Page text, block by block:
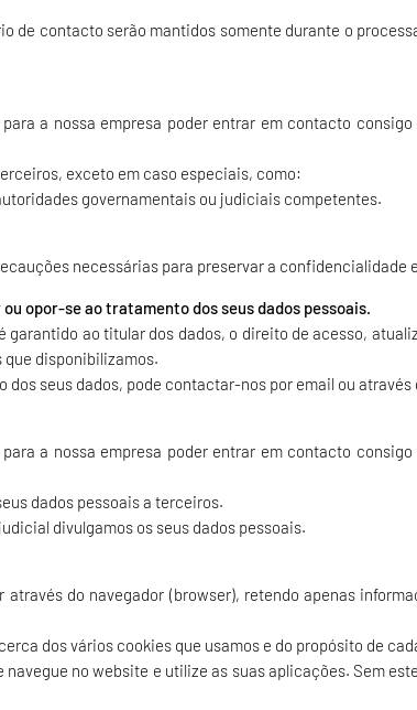
de contacto serão mantidos somente durante o
a nossa empresa poder entrar em contacto
exceto em caso especiais, como:
governamentais ou judiciais competentes.
necessárias para preservar a confidencialidade
opor-se ao tratamento dos seus dados pessoais.
garantido ao titular dos dados, o direito de acesso,
que disponibilizamos.
dos seus dados, pode contactar-nos por email ou
a nossa empresa poder entrar em contacto
dados pessoais a terceiros.
divulgamos os seus dados pessoais.
através do navegador (browser), retendo apenas
dos vários cookies que usamos e do propósito de
no website e utilize as suas aplicações. Sem